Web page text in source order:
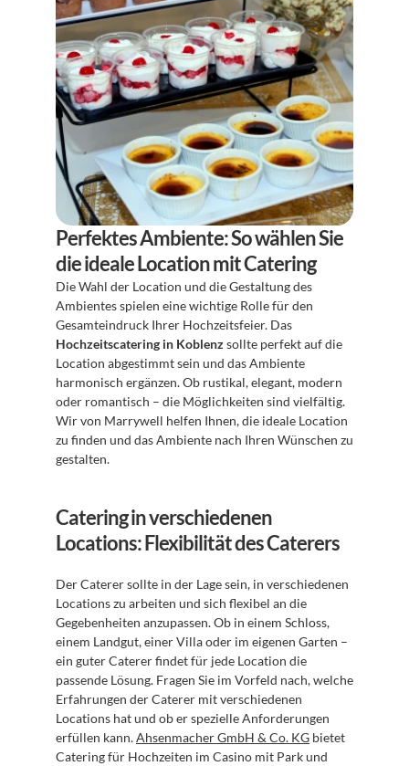
Perfektes Ambiente: So wählen Sie
die ideale Location mit Catering
Die Wahl der Location und die Gestaltung des
Ambientes spielen eine wichtige Rolle für den
Hochzeitscatering in Koblenz sollte perfekt auf die
Location abgestimmt sein und das Ambiente
harmonisch ergänzen. Ob rustikal, elegant, modern
oder romantisch – die Möglichkeiten sind vielfältig.
Wir von Marrywell helfen Ihnen, die ideale Location
zu finden und das Ambiente nach Ihren Wünschen zu
gestalten.
Catering in verschiedenen
Locations: Flexibilität des Caterers
Der Caterer sollte in der Lage sein, in verschiedenen
Locations zu arbeiten und sich flexibel an die
Gegebenheiten anzupassen. Ob in einem Schloss,
einem Landgut, einer Villa oder im eigenen Garten –
ein guter Caterer findet für jede Location die
passende Lösung. Fragen Sie im Vorfeld nach, welche
Erfahrungen der Caterer mit verschiedenen
Locations hat und ob er spezielle Anforderungen
erfüllen kann. Ahsenmacher GmbH & Co. KG bietet
Catering für Hochzeiten im Casino mit Park und